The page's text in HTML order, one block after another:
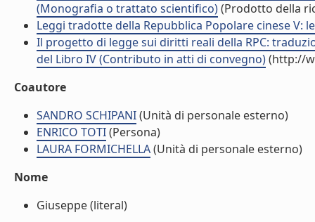
(Monografia o trattato scientifico)(Prodotto della
Leggi tradotte della Repubblica Popolare cinese V:
Il progetto di legge sui diritti reali della RPC:
del Libro IV (Contributo in atti di convegno)(http://
Coautore
SANDRO SCHIPANI(Unità di personale esterno)
ENRICO TOTI(Persona)
LAURA FORMICHELLA(Unità di personale esterno)
Nome
Giuseppe (literal)